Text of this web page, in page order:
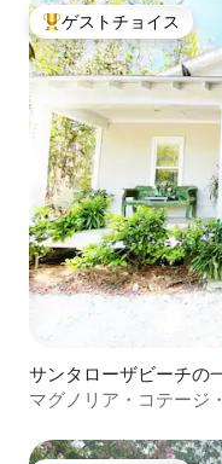
大好評のゲストチョイ
ゲストチョイス
サンタローザビーチの
マグノリア・コテージ